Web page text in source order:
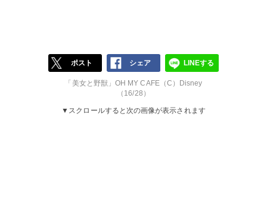
ポスト シェア LINEする
「美女と野獣」OH MY CAFE（C）Disney
（16/28）
▼スクロールすると次の画像が表示されます